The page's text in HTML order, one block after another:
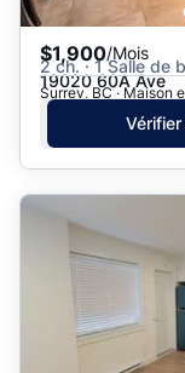
$1,900/Mois
2 ch. · 1 Salle de
19020 60A Ave
Surrey, BC · Maison